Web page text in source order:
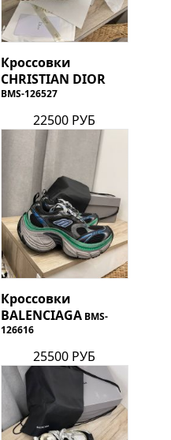
Кроссовки
CHRISTIAN DIOR
BMS-126527
22500 РУБ
Кроссовки
BALENCIAGA BMS-
126616
25500 РУБ